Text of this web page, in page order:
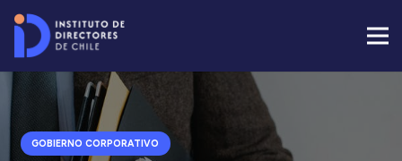
GOBIERNO CORPORATIVO